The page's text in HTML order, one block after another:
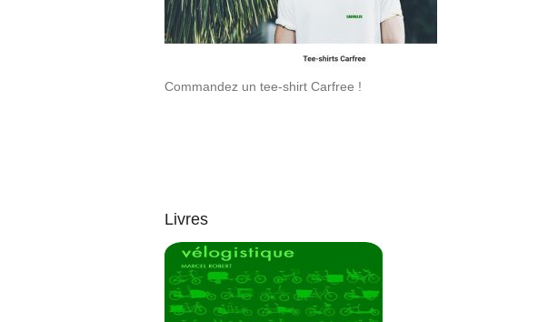
Commandez un tee-shirt Carfree !
Livres